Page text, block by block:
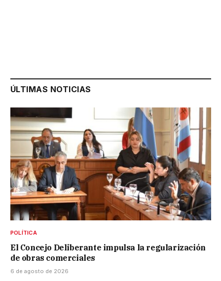
ÚLTIMAS NOTICIAS
POLÍTICA
El Concejo Deliberante impulsa la regularización
de obras comerciales
6 de agosto de 2026